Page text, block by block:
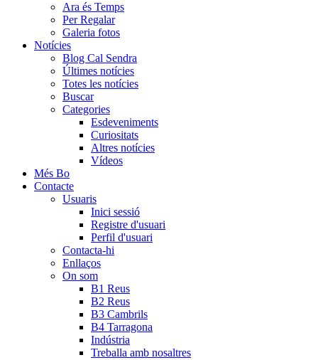
Ara és Temps
Per Regalar
Galeria fotos
Notícies
Blog Cal Sendra
Últimes notícies
Totes les notícies
Buscar
Categories
Esdeveniments
Curiositats
Altres notícies
Vídeos
Més Bo
Contacte
Usuaris
Inici sessió
Registre d'usuari
Perfil d'usuari
Contacta-hi
Enllaços
On som
B1 Reus
B2 Reus
B3 Cambrils
B4 Tarragona
Indústria
Treballa amb nosaltres